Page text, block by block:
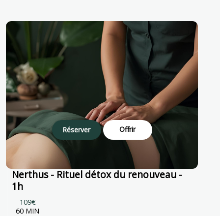
Réserver Offrir
Nerthus - Rituel détox du renouveau -
1h
109€
60 MIN